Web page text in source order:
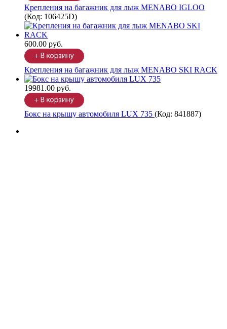
Крепления на багажник для лыж MENABO IGLOO
(Код: 106425D)
600.00 руб.
Крепления на багажник для лыж MENABO SKI RACK
19981.00 руб.
Бокс на крышу автомобиля LUX 735 (Код: 841887)